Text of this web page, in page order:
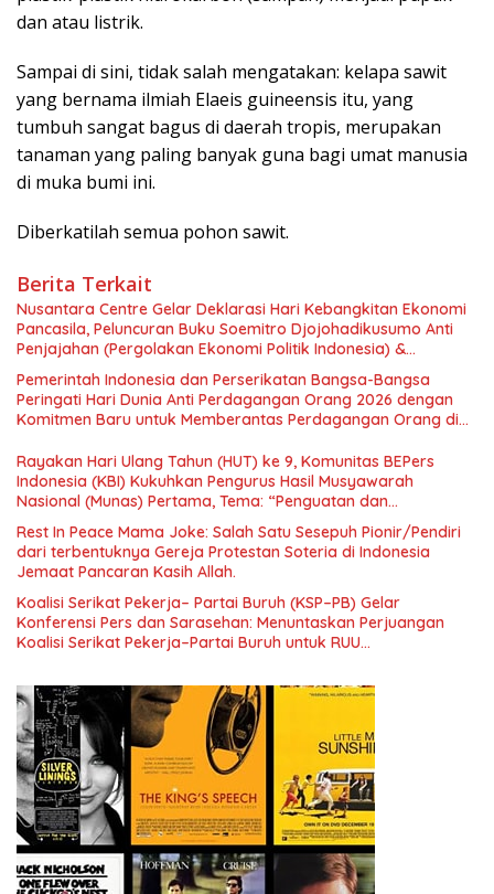
dan atau listrik.
Sampai di sini, tidak salah mengatakan: kelapa sawit
yang bernama ilmiah Elaeis guineensis itu, yang
tumbuh sangat bagus di daerah tropis, merupakan
tanaman yang paling banyak guna bagi umat manusia
di muka bumi ini.
Diberkatilah semua pohon sawit.
Berita Terkait
Nusantara Centre Gelar Deklarasi Hari Kebangkitan Ekonomi
Pancasila, Peluncuran Buku Soemitro Djojohadikusumo Anti
Penjajahan (Pergolakan Ekonomi Politik Indonesia) &
Nasional dan Kesejahteraan Sosial dalam Menata Bangsa
Menuju Indonesia Emas 2045”,
Pemerintah Indonesia dan Perserikatan Bangsa-Bangsa
Peringati Hari Dunia Anti Perdagangan Orang 2026 dengan
Komitmen Baru untuk Memberantas Perdagangan Orang di
Rayakan Hari Ulang Tahun (HUT) ke 9, Komunitas BEPers
Indonesia (KBI) Kukuhkan Pengurus Hasil Musyawarah
Nasional (Munas) Pertama, Tema: “Penguatan dan
Pengembangan Organisasi KBI yang Berbasis Riset di seluruh
Indonesia dan Mancanegara”.
Rest In Peace Mama Joke: Salah Satu Sesepuh Pionir/Pendiri
dari terbentuknya Gereja Protestan Soteria di Indonesia
Jemaat Pancaran Kasih Allah.
Koalisi Serikat Pekerja– Partai Buruh (KSP–PB) Gelar
Konferensi Pers dan Sarasehan: Menuntaskan Perjuangan
Koalisi Serikat Pekerja–Partai Buruh untuk RUU